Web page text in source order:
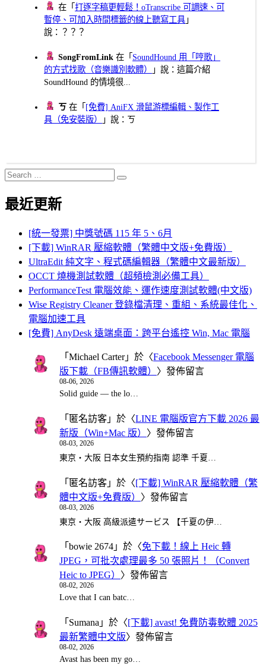
在「打逐字稿更輕鬆！oTranscribe 可調速、可
暫停、可加入時間標籤的線上聽寫工具 」
說：？？？
SongFromLink 在「 SoundHound 用「哼歌」
的方式找歌（音樂識別軟體）
」說：這篇介紹
SoundHound 的情境很...
ㄎ 在「 [免費] AniFX 滑鼠游標編輯、製作工
具（免安裝版）
」說：ㄎ
Search
for:
Search
最近更新
[統一發票] 中獎號碼 115 年 5、6月
[下載] WinRAR 壓縮軟體（繁體中文版+免費版）
UltraEdit 純文字、程式碼編輯器（繁體中文最新版）
OCCT 燒機測試軟體（超頻檢測必備工具）
PerformanceTest 電腦效能、運作速度測試軟體(中文版)
Wise Registry Cleaner 登錄檔清理、重組、系統最佳化、
電腦加速工具
[免費] AnyDesk 遠端桌面：跨平台遙控 Win, Mac 電腦
「 Michael Carter」於〈Facebook Messenger 電腦
版下載（FB傳訊軟體） 〉發佈留言
08-06, 2026
Solid guide — the lo…
「 匿名訪客 」於〈LINE 電腦版官方下載 2026 最
新版（Win+Mac 版） 〉發佈留言
08-03, 2026
東京・大阪 日本女生預約指南 認準 千夏…
「 匿名訪客 」於〈[下載] WinRAR 壓縮軟體（繁
體中文版+免費版） 〉發佈留言
08-03, 2026
東京・大阪 高級派遣サービス 【千夏の伊…
「 bowie 2674 」於〈免下載！線上 Heic 轉
JPEG，可批次處理最多 50 張照片！（Convert
Heic to JPEG） 〉發佈留言
08-02, 2026
Love that I can batc…
「 Sumana 」於〈[下載] avast! 免費防毒軟體 2025
最新繁體中文版〉發佈留言
08-02, 2026
Avast has been my go…